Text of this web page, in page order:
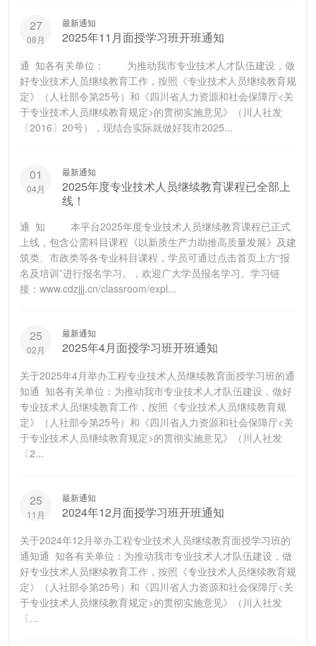
27
08月
最新通知
2025年11月面授学习班开班通知
通 知各有关单位： 为推动我市专业技术人才队伍建设，做
好专业技术人员继续教育工作，按照《专业技术人员继续教育规
定》（人社部令第25号）和《四川省人力资源和社会保障厅<关
于专业技术人员继续教育规定>的贯彻实施意见》（川人社发
〔2016〕20号），现结合实际就做好我市2025...
01
04月
最新通知
2025年度专业技术人员继续教育课程已全部上
线！
通 知 本平台2025年度专业技术人员继续教育课程已正式
上线，包含公需科目课程《以新质生产力助推高质量发展》及建
筑类、市政类等各专业科目课程，学员可通过点击首页上方“报
名及培训”进行报名学习。，欢迎广大学员报名学习。学习链
接：www.cdzjjj.cn/classroom/expl...
25
02月
最新通知
2025年4月面授学习班开班通知
关于2025年4月举办工程专业技术人员继续教育面授学习班的通
知通 知各有关单位：为推动我市专业技术人才队伍建设，做好
专业技术人员继续教育工作，按照《专业技术人员继续教育规
定》（人社部令第25号）和《四川省人力资源和社会保障厅<关
于专业技术人员继续教育规定>的贯彻实施意见》（川人社发
〔2...
25
11月
最新通知
2024年12月面授学习班开班通知
关于2024年12月举办工程专业技术人员继续教育面授学习班的
通知通 知各有关单位：为推动我市专业技术人才队伍建设，做
好专业技术人员继续教育工作，按照《专业技术人员继续教育规
定》（人社部令第25号）和《四川省人力资源和社会保障厅<关
于专业技术人员继续教育规定>的贯彻实施意见》（川人社发
〔...